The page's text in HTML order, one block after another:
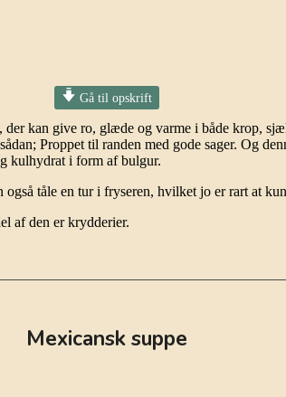
Gå til opskrift
kan give ro, glæde og varme i både krop,
Proppet til randen med gode sager. Og
kulhydrat i form af bulgur.
tåle en tur i fryseren, hvilket jo er rart at
af den er krydderier.
Mexicansk suppe